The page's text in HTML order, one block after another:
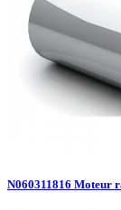
N060311816 Moteur